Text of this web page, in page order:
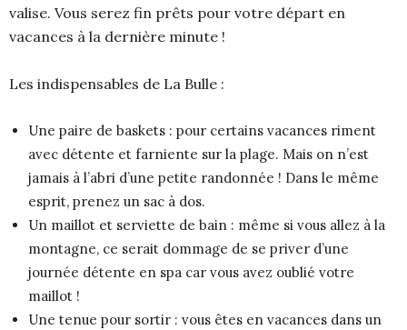
valise. Vous serez fin prêts pour votre départ en
vacances à la dernière minute !
Les indispensables de La Bulle :
Une paire de baskets : pour certains vacances riment
avec détente et farniente sur la plage. Mais on n’est
jamais à l’abri d’une petite randonnée ! Dans le même
esprit, prenez un sac à dos.
Un maillot et serviette de bain : même si vous allez à la
montagne, ce serait dommage de se priver d’une
journée détente en spa car vous avez oublié votre
maillot !
Une tenue pour sortir : vous êtes en vacances dans un